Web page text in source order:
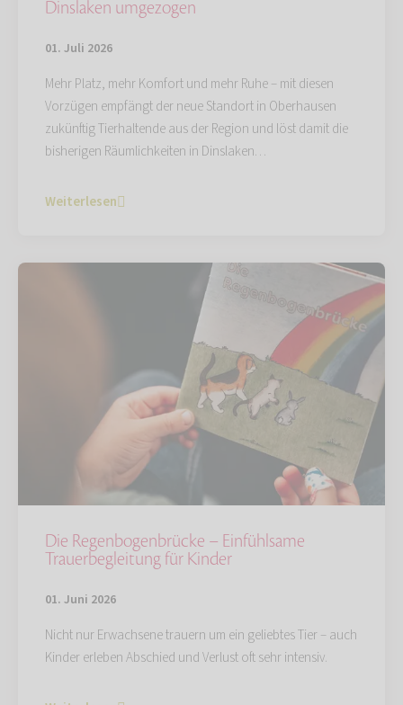
Dinslaken umgezogen
01. Juli 2026
Mehr Platz, mehr Komfort und mehr Ruhe – mit diesen
Vorzügen empfängt der neue Standort in Oberhausen
zukünftig Tierhaltende aus der Region und löst damit die
bisherigen Räumlichkeiten in Dinslaken…
Weiterlesen
Die Regenbogenbrücke – Einfühlsame
Trauerbegleitung für Kinder
01. Juni 2026
Nicht nur Erwachsene trauern um ein geliebtes Tier – auch
Kinder erleben Abschied und Verlust oft sehr intensiv.